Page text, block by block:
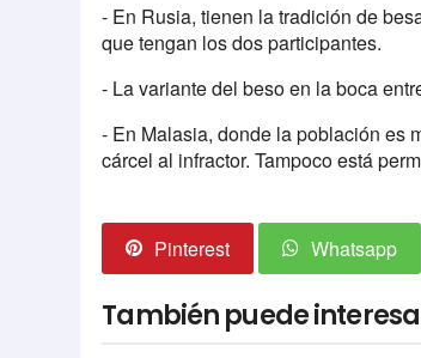
- En Rusia, tienen la tradición de
que tengan los dos participantes.
- La variante del beso en la boca
- En Malasia, donde la población es
cárcel al infractor. Tampoco está
Pinterest Whatsapp
También puede